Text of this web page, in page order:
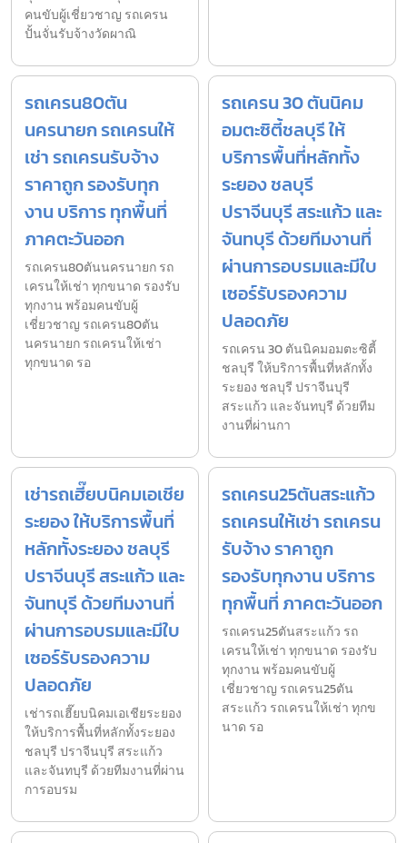
คนขับผู้เชี่ยวชาญ รถเครน
ปั้นจั่นรับจ้างวัดผาณิ
รถเครน80ตัน
นครนายก รถเครนให้
เช่า รถเครนรับจ้าง
ราคาถูก รองรับทุก
งาน บริการ ทุกพื้นที่
ภาคตะวันออก
รถเครน80ตันนครนายก รถ
เครนให้เช่า ทุกขนาด รองรับ
ทุกงาน พร้อมคนขับผู้
เชี่ยวชาญ รถเครน80ตัน
นครนายก รถเครนให้เช่า
ทุกขนาด รอ
รถเครน 30 ตันนิคม
อมตะซิตี้ชลบุรี ให้
บริการพื้นที่หลักทั้ง
ระยอง ชลบุรี
ปราจีนบุรี สระแก้ว และ
จันทบุรี ด้วยทีมงานที่
ผ่านการอบรมและมีใบ
เซอร์รับรองความ
ปลอดภัย
รถเครน 30 ตันนิคมอมตะซิตี้
ชลบุรี ให้บริการพื้นที่หลักทั้ง
ระยอง ชลบุรี ปราจีนบุรี
สระแก้ว และจันทบุรี ด้วยทีม
งานที่ผ่านกา
เช่ารถเฮี๊ยบนิคมเอเชีย
ระยอง ให้บริการพื้นที่
หลักทั้งระยอง ชลบุรี
ปราจีนบุรี สระแก้ว และ
จันทบุรี ด้วยทีมงานที่
ผ่านการอบรมและมีใบ
เซอร์รับรองความ
ปลอดภัย
เช่ารถเฮี๊ยบนิคมเอเชียระยอง
ให้บริการพื้นที่หลักทั้งระยอง
ชลบุรี ปราจีนบุรี สระแก้ว
และจันทบุรี ด้วยทีมงานที่ผ่าน
การอบรม
รถเครน25ตันสระแก้ว
รถเครนให้เช่า รถเครน
รับจ้าง ราคาถูก
รองรับทุกงาน บริการ
ทุกพื้นที่ ภาคตะวันออก
รถเครน25ตันสระแก้ว รถ
เครนให้เช่า ทุกขนาด รองรับ
ทุกงาน พร้อมคนขับผู้
เชี่ยวชาญ รถเครน25ตัน
สระแก้ว รถเครนให้เช่า ทุกข
นาด รอ